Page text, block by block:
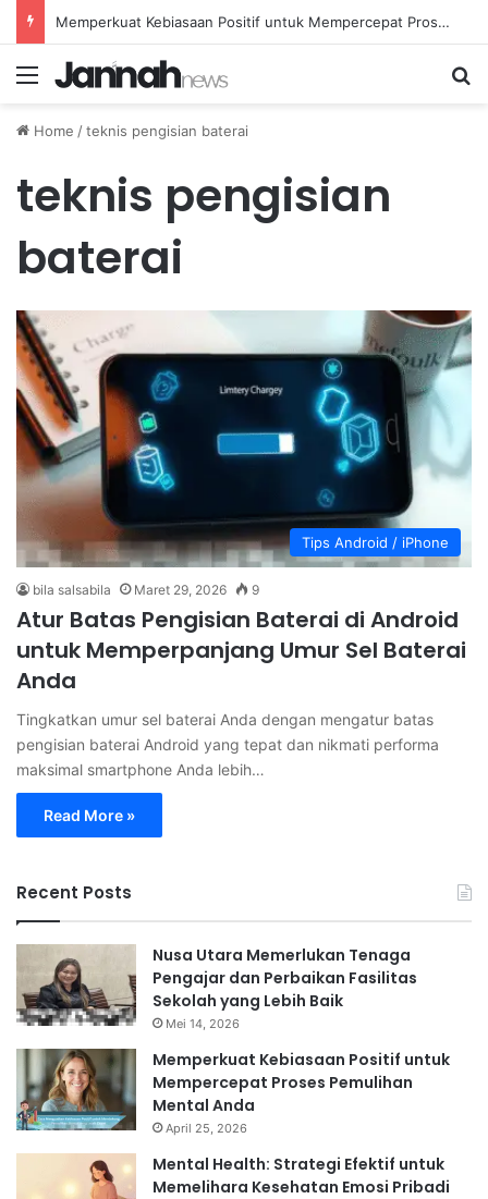
Memperkuat Kebiasaan Positif untuk Mempercepat Proses Pemulihan Mental Anda
Menu
Home /teknis pengisian baterai
teknis pengisian
baterai
Tips Android / iPhone
bila salsabila Maret 29, 2026 9
Atur Batas Pengisian Baterai di Android
untuk Memperpanjang Umur Sel Baterai
Anda
Tingkatkan umur sel baterai Anda dengan mengatur batas
pengisian baterai Android yang tepat dan nikmati performa
maksimal smartphone Anda lebih…
Read More »
Recent Posts
Nusa Utara Memerlukan Tenaga
Pengajar dan Perbaikan Fasilitas
Sekolah yang Lebih Baik
Mei 14, 2026
Memperkuat Kebiasaan Positif untuk
Mempercepat Proses Pemulihan
Mental Anda
April 25, 2026
Mental Health: Strategi Efektif untuk
Memelihara Kesehatan Emosi Pribadi